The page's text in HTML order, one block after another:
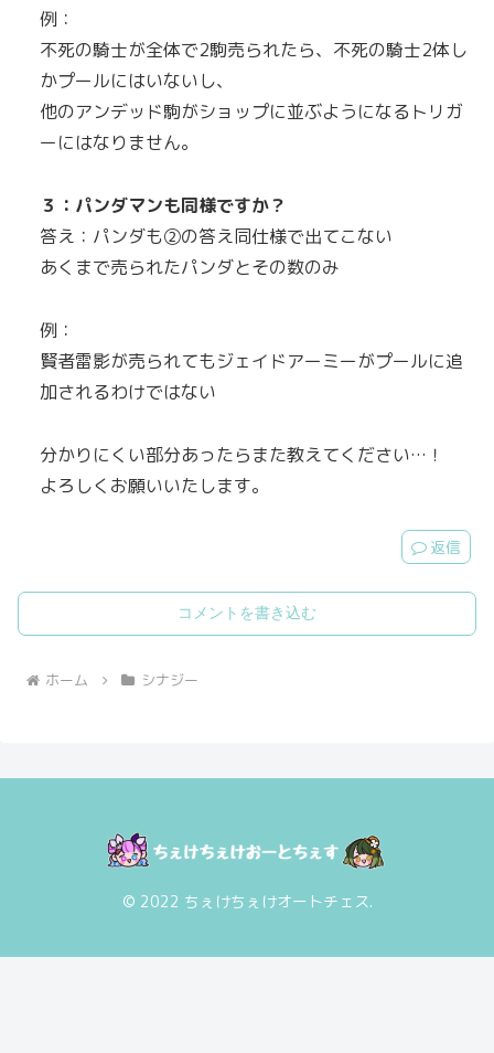
例：
不死の騎士が全体で2駒売られたら、不死の騎士2体し
かプールにはいないし、
他のアンデッド駒がショップに並ぶようになるトリガ
ーにはなりません。
３：パンダマンも同様ですか？
答え：パンダも②の答え同仕様で出てこない
あくまで売られたパンダとその数のみ
例：
賢者雷影が売られてもジェイドアーミーがプールに追
加されるわけではない
分かりにくい部分あったらまた教えてください…！
よろしくお願いいたします。
返信
コメントを書き込む
ホーム シナジー
© 2022 ちぇけちぇけオートチェス.